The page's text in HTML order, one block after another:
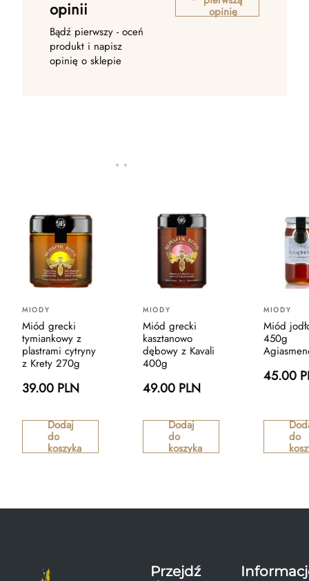
opinii
Bądź pierwszy - oceń
produkt i napisz
opinię o sklepie
opinię
MIODY
Miód grecki
tymiankowy z
plastrami cytryny
z Krety 270g
39.00 PLN
Dodaj
do
koszyka
MIODY
Miód grecki
kasztanowo
dębowy z Kavali
400g
49.00 PLN
Dodaj
do
koszyka
MIODY
Miód
450g
45.00
do
Przejdź